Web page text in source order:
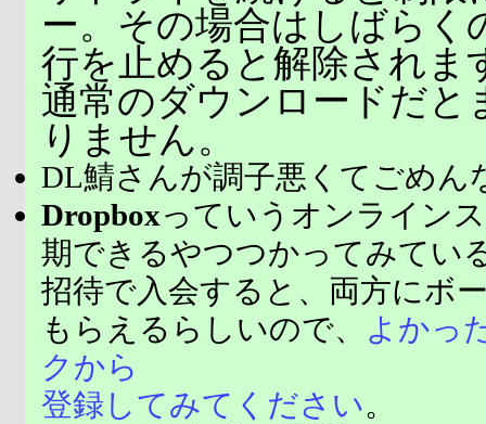
ー。その場合はしばらく
行を止めると解除されま
通常のダウンロードだと
りません。
DL鯖さんが調子悪くてごめん
Dropboxっていうオンライン
期できるやつつかってみてい
招待で入会すると、両方にボ
もらえるらしいので、
よかっ
クから
登録してみてください。